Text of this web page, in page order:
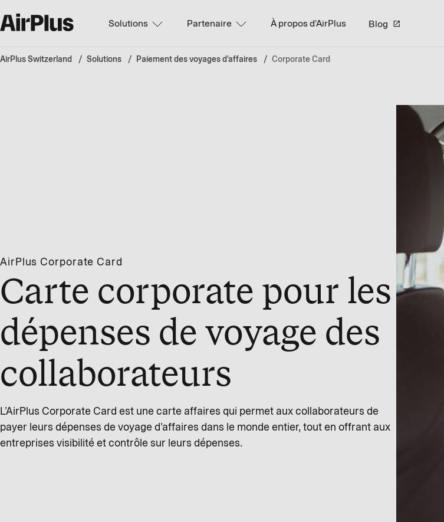
Solutions Partenaire À propos d'AirPlus Blog
AirPlus Switzerland Solutions Paiement des voyages d'affaires Corporate Card
AirPlus Corporate Card
Carte corporate pour les
dépenses de voyage des
collaborateurs
L’AirPlus Corporate Card est une carte affaires qui permet aux collaborateurs de
payer leurs dépenses de voyage d’affaires dans le monde entier, tout en offrant aux
entreprises visibilité et contrôle sur leurs dépenses.